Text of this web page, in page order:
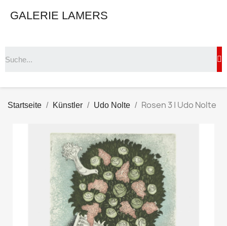
GALERIE LAMERS
Startseite Künstler Udo Nolte Rosen 3 | Udo Nolte